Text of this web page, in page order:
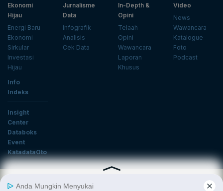
Ekonomi
Hijau
Energi Baru
Ekonomi
Sirkular
Investasi
Hijau
Jurnalisme
Data
Infografik
Analisis
Cek Data
In-Depth &
Opini
Telaah
Opini
Wawancara
Laporan
Khusus
Video
News
Wawancara
Katalogue
Foto
Podcast
Info
Indeks
Insight
Center
Databoks
Event
KatadataOto